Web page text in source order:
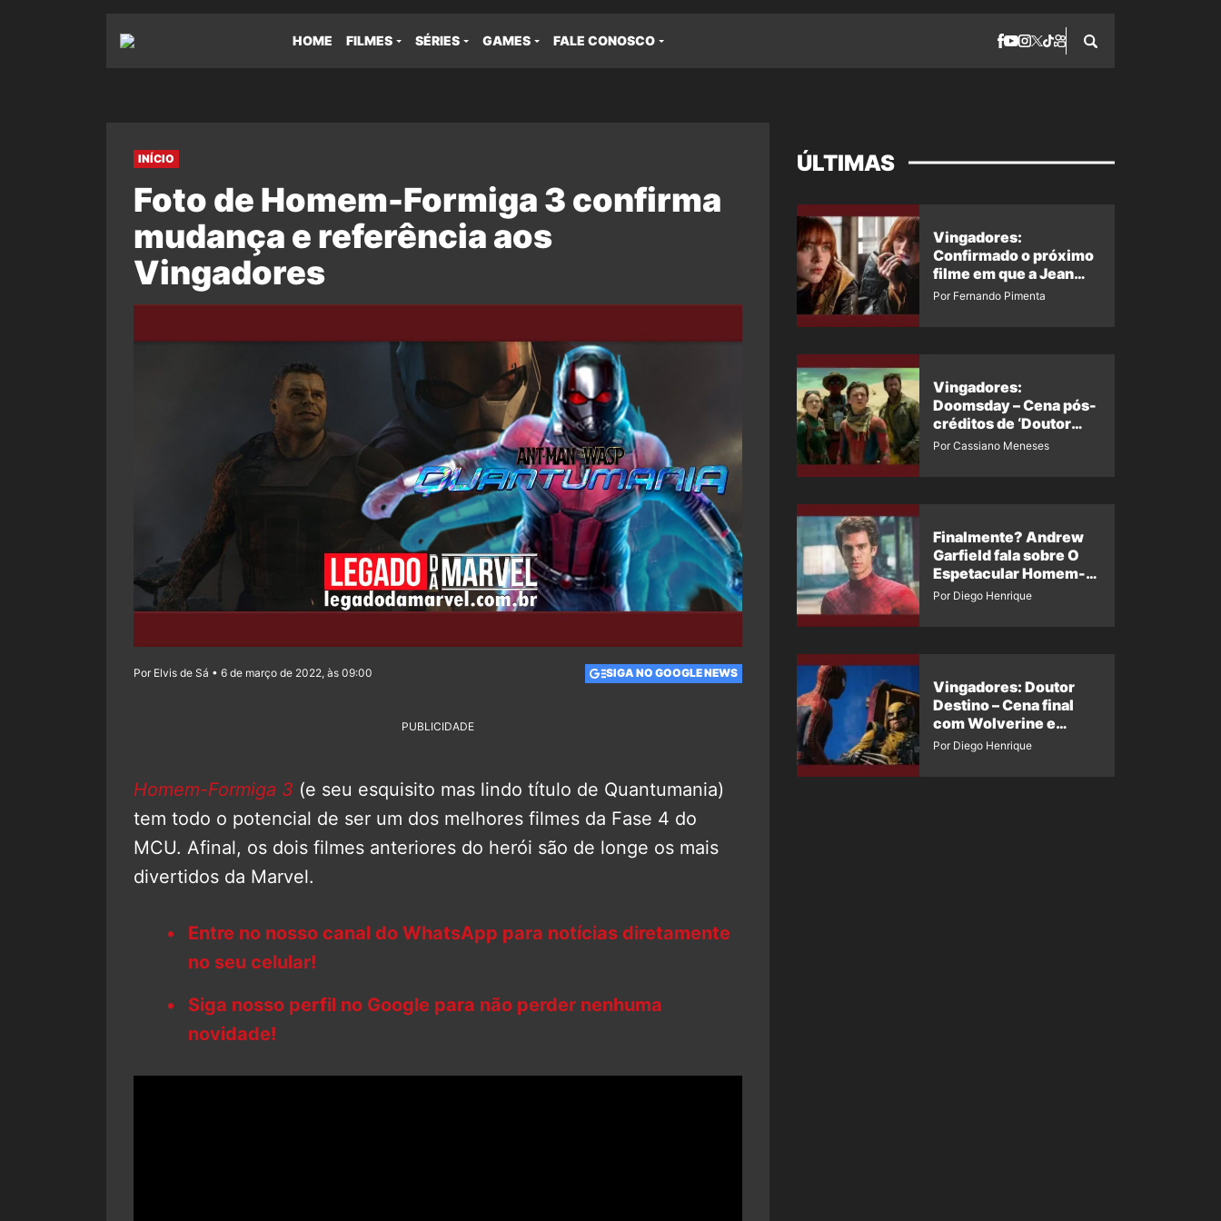
HOME FILMES SÉRIES GAMES FALE CONOSCO
INÍCIO
Foto de Homem-Formiga 3 confirma
mudança e referência aos
Vingadores
Por Elvis de Sá • 6 de março de 2022, às 09:00 SIGA NO GOOGLE NEWS
PUBLICIDADE
Homem-Formiga 3 (e seu esquisito mas lindo título de Quantumania)
tem todo o potencial de ser um dos melhores filmes da Fase 4 do
MCU. Afinal, os dois filmes anteriores do herói são de longe os mais
divertidos da Marvel.
Entre no nosso canal do WhatsApp para notícias diretamente
no seu celular!
Siga nosso perfil no Google para não perder nenhuma
novidade!
ÚLTIMAS
Vingadores:
Confirmado o próximo
filme em que a Jean
Grey irá aparecer
Por Fernando Pimenta
Vingadores:
Doomsday – Cena pós-
créditos de ‘Doutor
Destino’ é revelada
Por Cassiano Meneses
Finalmente? Andrew
Garfield fala sobre O
Espetacular Homem-
Aranha 3
Por Diego Henrique
Vingadores: Doutor
Destino – Cena final
com Wolverine e
Homem-Aranha de
Por Diego Henrique